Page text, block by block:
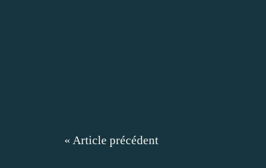
« Article précédent